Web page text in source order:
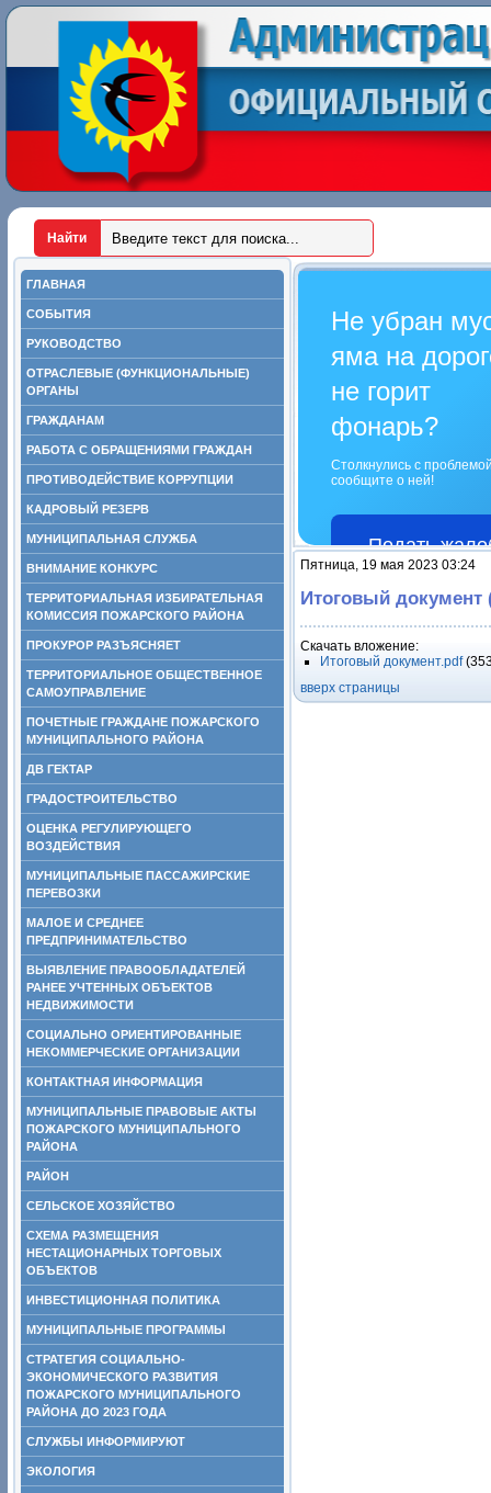
ГЛАВНАЯ
СОБЫТИЯ
РУКОВОДСТВО
ОТРАСЛЕВЫЕ (ФУНКЦИОНАЛЬНЫЕ)
ОРГАНЫ
ГРАЖДАНАМ
РАБОТА С ОБРАЩЕНИЯМИ ГРАЖДАН
ПРОТИВОДЕЙСТВИЕ КОРРУПЦИИ
КАДРОВЫЙ РЕЗЕРВ
МУНИЦИПАЛЬНАЯ СЛУЖБА
ВНИМАНИЕ КОНКУРС
ТЕРРИТОРИАЛЬНАЯ ИЗБИРАТЕЛЬНАЯ
КОМИССИЯ ПОЖАРСКОГО РАЙОНА
ПРОКУРОР РАЗЪЯСНЯЕТ
ТЕРРИТОРИАЛЬНОЕ ОБЩЕСТВЕННОЕ
САМОУПРАВЛЕНИЕ
ПОЧЕТНЫЕ ГРАЖДАНЕ ПОЖАРСКОГО
МУНИЦИПАЛЬНОГО РАЙОНА
ДВ ГЕКТАР
ГРАДОСТРОИТЕЛЬСТВО
ОЦЕНКА РЕГУЛИРУЮЩЕГО
ВОЗДЕЙСТВИЯ
МУНИЦИПАЛЬНЫЕ ПАССАЖИРСКИЕ
ПЕРЕВОЗКИ
МАЛОЕ И СРЕДНЕЕ
ПРЕДПРИНИМАТЕЛЬСТВО
ВЫЯВЛЕНИЕ ПРАВООБЛАДАТЕЛЕЙ
РАНЕЕ УЧТЕННЫХ ОБЪЕКТОВ
НЕДВИЖИМОСТИ
СОЦИАЛЬНО ОРИЕНТИРОВАННЫЕ
НЕКОММЕРЧЕСКИЕ ОРГАНИЗАЦИИ
КОНТАКТНАЯ ИНФОРМАЦИЯ
МУНИЦИПАЛЬНЫЕ ПРАВОВЫЕ АКТЫ
ПОЖАРСКОГО МУНИЦИПАЛЬНОГО
РАЙОНА
РАЙОН
СЕЛЬСКОЕ ХОЗЯЙСТВО
СХЕМА РАЗМЕЩЕНИЯ
НЕСТАЦИОНАРНЫХ ТОРГОВЫХ
ОБЪЕКТОВ
ИНВЕСТИЦИОННАЯ ПОЛИТИКА
МУНИЦИПАЛЬНЫЕ ПРОГРАММЫ
СТРАТЕГИЯ СОЦИАЛЬНО-
ЭКОНОМИЧЕСКОГО РАЗВИТИЯ
ПОЖАРСКОГО МУНИЦИПАЛЬНОГО
РАЙОНА ДО 2023 ГОДА
СЛУЖБЫ ИНФОРМИРУЮТ
ЭКОЛОГИЯ
Не убран
яма на
не горит
фонарь?
Столкнулись с
сообщите о ней!
Подать
Пятница, 19 мая 2023 03:24
Итоговый
Скачать вложение:
Итоговый документ.pdf
вверх страницы